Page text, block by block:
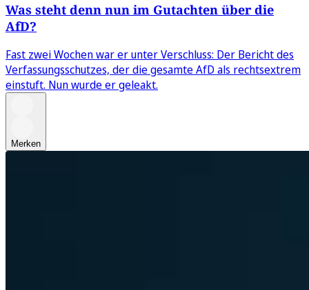
Was steht denn nun im Gutachten über die
AfD?
Fast zwei Wochen war er unter Verschluss: Der Bericht des
Verfassungsschutzes, der die gesamte AfD als rechtsextrem
einstuft. Nun wurde er geleakt.
Merken